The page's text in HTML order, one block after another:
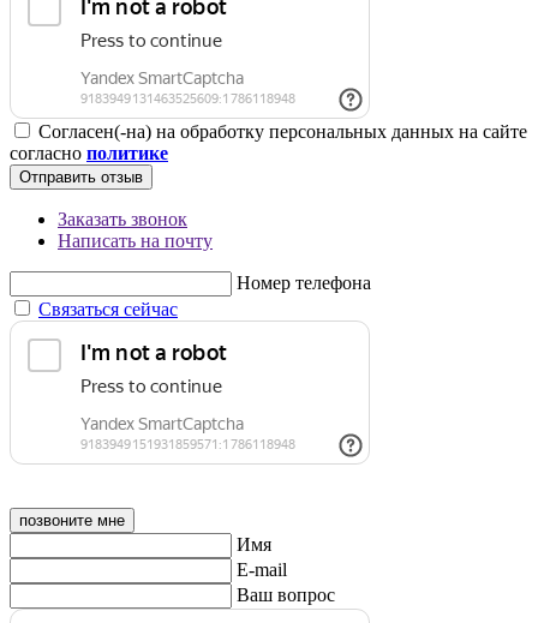
Согласен(-на) на обработку персональных данных на сайте
согласно политике
Отправить отзыв
Заказать звонок
Написать на почту
Номер телефона
Связаться сейчас
позвоните мне
Имя
E-mail
Ваш вопрос